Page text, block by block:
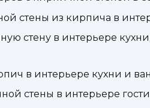
стены из кирпича в
стену в интерьере
в интерьере кухни и
стены в интерьере